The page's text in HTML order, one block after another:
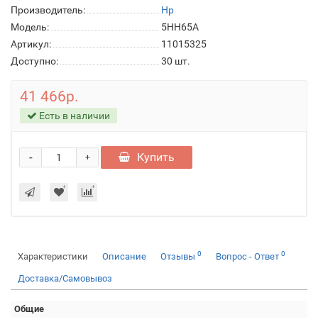
Производитель:
Hp
Модель:
5HH65A
Артикул:
11015325
Доступно:
30 шт.
41 466р.
Есть в наличии
+
- Купить
Характеристики Описание Отзывы 0 Вопрос - Ответ 0
Доставка/Самовывоз
Общие